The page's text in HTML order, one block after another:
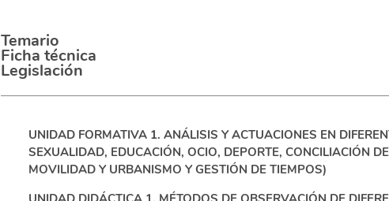
Temario
Ficha técnica
Legislación
UNIDAD FORMATIVA 1. ANÁLISIS Y ACTUACIONES EN
SEXUALIDAD, EDUCACIÓN, OCIO, DEPORTE, CONCILIACIÓN
MOVILIDAD Y URBANISMO Y GESTIÓN DE TIEMPOS)